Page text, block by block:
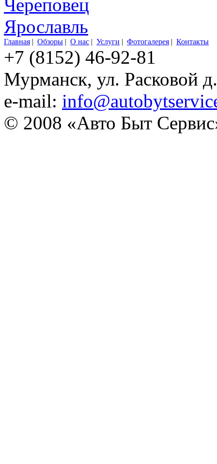
Череповец
Ярославль
Главная | Обзоры | О нас | Услуги | Фотогалерея | Контакты
+7 (8152) 46-92-81
Мурманск, ул. Расковой
e-mail:
© 2008 «Авто Быт